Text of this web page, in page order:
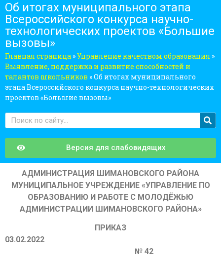
Об итогах муниципального этапа
Всероссийского конкурса научно-
технологических проектов «Большие
вызовы»
Главная страница »Управление качеством образования »
Выявление, поддержка и развитие способностей и
талантов школьников »Об итогах муниципального
этапа Всероссийского конкурса научно-технологических
проектов «Большие вызовы»
Версия для слабовидящих
АДМИНИСТРАЦИЯ ШИМАНОВСКОГО РАЙОНА
МУНИЦИПАЛЬНОЕ УЧРЕЖДЕНИЕ «УПРАВЛЕНИЕ ПО
ОБРАЗОВАНИЮ И РАБОТЕ С МОЛОДЁЖЬЮ
АДМИНИСТРАЦИИ ШИМАНОВСКОГО РАЙОНА»
ПРИКАЗ
03.02.2022
№ 42